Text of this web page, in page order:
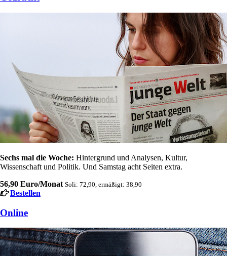
Sechs mal die Woche: Hintergrund und Analysen, Kultur,
Wissenschaft und Politik. Und Samstag acht Seiten extra.
56,90 Euro/Monat Soli: 72,90, ermäßigt: 38,90
Bestellen
Online